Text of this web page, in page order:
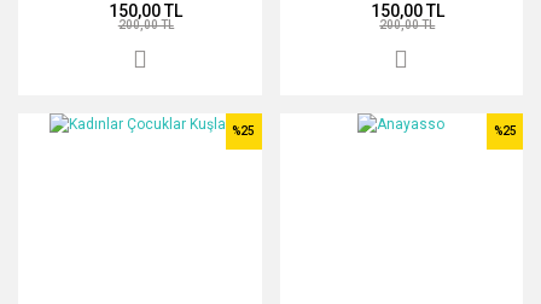
150,00 TL
200,00 TL
150,00 TL
200,00 TL
%25 %25